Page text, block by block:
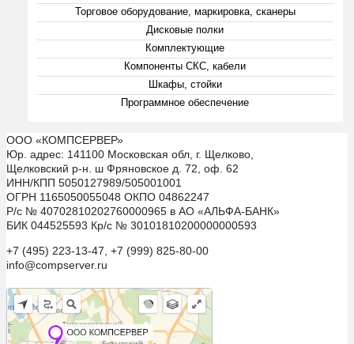
Торговое оборудование, маркировка, сканеры
Дисковые полки
Комплектующие
Компоненты СКС, кабели
Шкафы, стойки
Программное обеспечение
ООО «КОМПСЕРВЕР»
Юр. адрес: 141100 Московская обл, г. Щелково,
Щелковский р-н. ш Фряновское д. 72, оф. 62
ИНН/КПП 5050127989/505001001
ОГРН 1165050055048 ОКПО 04862247
Р/с № 40702810202760000965 в АО «АЛЬФА-БАНК»
БИК 044525593 Кр/с № 30101810200000000593
+7 (495) 223-13-47, +7 (999) 825-80-00
info@compserver.ru